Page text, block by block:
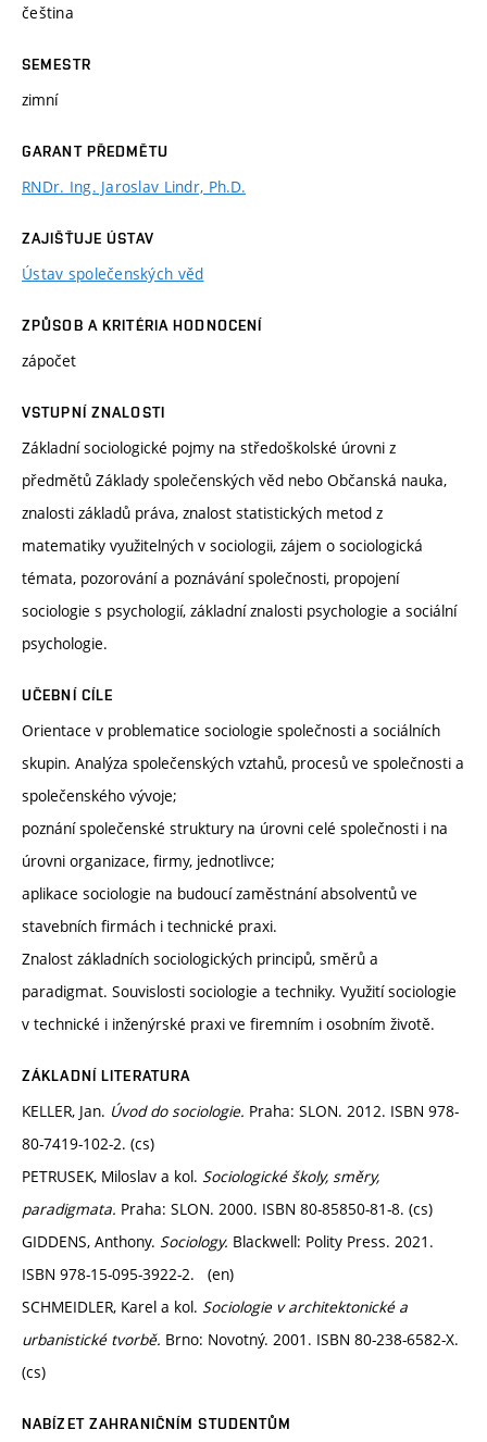
čeština
SEMESTR
zimní
GARANT PŘEDMĚTU
RNDr. Ing. Jaroslav Lindr, Ph.D.
ZAJIŠŤUJE ÚSTAV
Ústav společenských věd
ZPŮSOB A KRITÉRIA HODNOCENÍ
zápočet
VSTUPNÍ ZNALOSTI
Základní sociologické pojmy na středoškolské úrovni z
předmětů Základy společenských věd nebo Občanská nauka,
znalosti základů práva, znalost statistických metod z
matematiky využitelných v sociologii, zájem o sociologická
témata, pozorování a poznávání společnosti, propojení
sociologie s psychologií, základní znalosti psychologie a sociální
psychologie.
UČEBNÍ CÍLE
Orientace v problematice sociologie společnosti a sociálních
skupin. Analýza společenských vztahů, procesů ve společnosti a
společenského vývoje;
poznání společenské struktury na úrovni celé společnosti i na
úrovni organizace, firmy, jednotlivce;
aplikace sociologie na budoucí zaměstnání absolventů ve
stavebních firmách i technické praxi.
Znalost základních sociologických principů, směrů a
paradigmat. Souvislosti sociologie a techniky. Využití sociologie
v technické i inženýrské praxi ve firemním i osobním životě.
ZÁKLADNÍ LITERATURA
KELLER, Jan. Úvod do sociologie. Praha: SLON. 2012. ISBN 978-
80-7419-102-2. (cs)
PETRUSEK, Miloslav a kol. Sociologické školy, směry,
paradigmata. Praha: SLON. 2000. ISBN 80-85850-81-8. (cs)
GIDDENS, Anthony. Sociology. Blackwell: Polity Press. 2021.
ISBN 978-15-095-3922-2. (en)
SCHMEIDLER, Karel a kol. Sociologie v architektonické a
urbanistické tvorbě. Brno: Novotný. 2001. ISBN 80-238-6582-X.
(cs)
NABÍZET ZAHRANIČNÍM STUDENTŮM